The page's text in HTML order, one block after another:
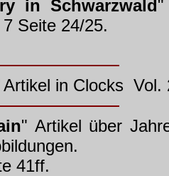
in Schwarzwald"
Seite 24/25.
Artikel in Clocks Vol.
" Artikel über
41ff.